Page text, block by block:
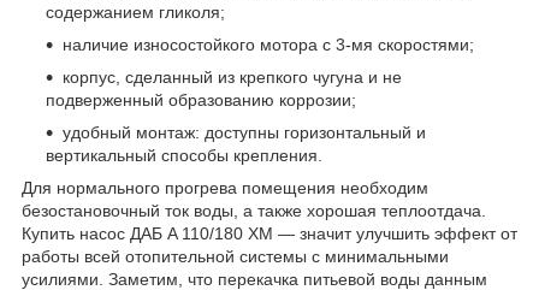
содержанием гликоля;
наличие износостойкого мотора с 3-мя скоростями;
корпус, сделанный из крепкого чугуна и не
подверженный образованию коррозии;
удобный монтаж: доступны горизонтальный и
вертикальный способы крепления.
Для нормального прогрева помещения необходим
безостановочный ток воды, а также хорошая теплоотдача.
Купить насос ДАБ A 110/180 XM — значит улучшить эффект от
работы всей отопительной системы с минимальными
усилиями. Заметим, что перекачка питьевой воды данным